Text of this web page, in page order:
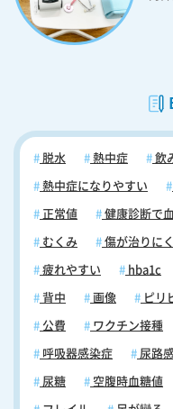
果が出ています。ですので、
ず、規則正しく３食を食べることを
っても初期段階では自覚症
を自覚していて、「糖尿病
受診することをお勧めしま
気軽にご
脱水 熱中症 飲
熱中症になりやすい
正常値 健康診断で
むくみ 傷が治りに
疲れやすい hba1c
背中 画像 ピリ
公費 ワクチン接種
呼吸器感染症 尿路
尿糖 空腹時血糖値